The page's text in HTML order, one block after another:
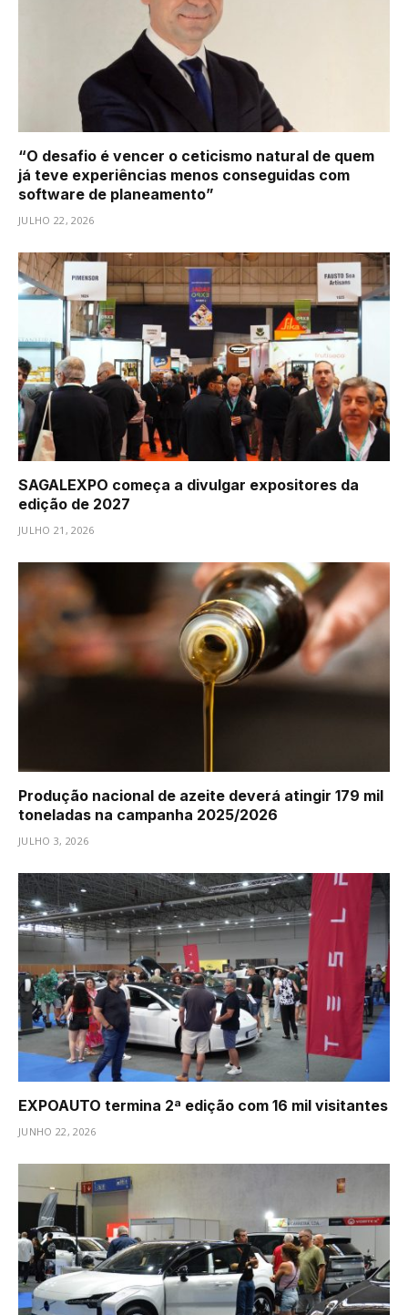
“O desafio é vencer o ceticismo natural de quem
já teve experiências menos conseguidas com
software de planeamento”
JULHO 22, 2026
SAGALEXPO começa a divulgar expositores da
edição de 2027
JULHO 21, 2026
Produção nacional de azeite deverá atingir 179 mil
toneladas na campanha 2025/2026
JULHO 3, 2026
EXPOAUTO termina 2ª edição com 16 mil visitantes
JUNHO 22, 2026